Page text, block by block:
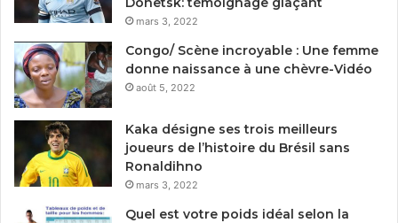
mars 3, 2022
Congo/ Scène incroyable : Une femme
donne naissance à une chèvre-Vidéo
août 5, 2022
Kaka désigne ses trois meilleurs
joueurs de l’histoire du Brésil sans
Ronaldihno
mars 3, 2022
Quel est votre poids idéal selon la